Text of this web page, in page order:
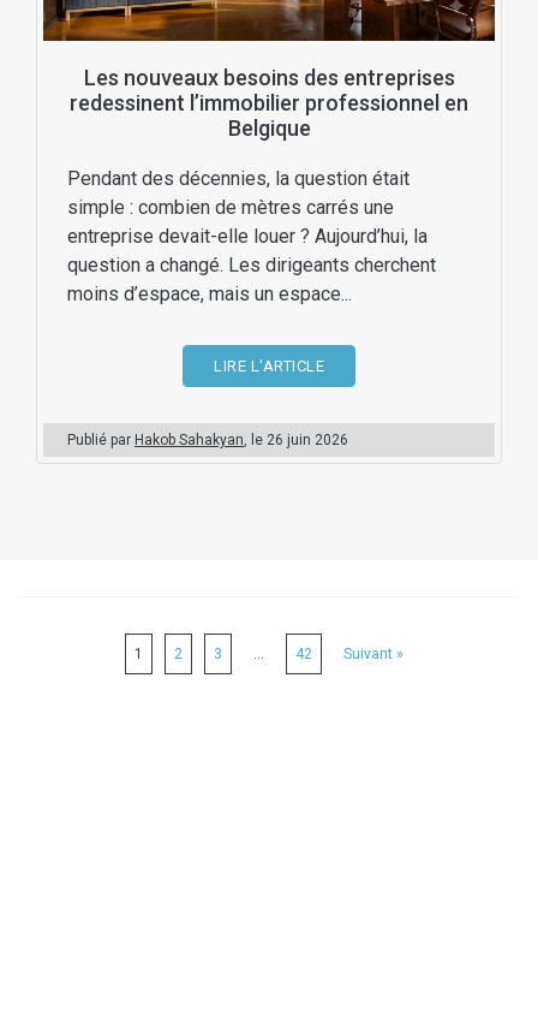
Les nouveaux besoins des entreprises
redessinent l’immobilier professionnel en
Belgique
Pendant des décennies, la question était
simple : combien de mètres carrés une
entreprise devait-elle louer ? Aujourd’hui, la
question a changé. Les dirigeants cherchent
moins d’espace, mais un espace...
LIRE L'ARTICLE
Publié par Hakob Sahakyan, le 26 juin 2026
1 2 3 … 42 Suivant »